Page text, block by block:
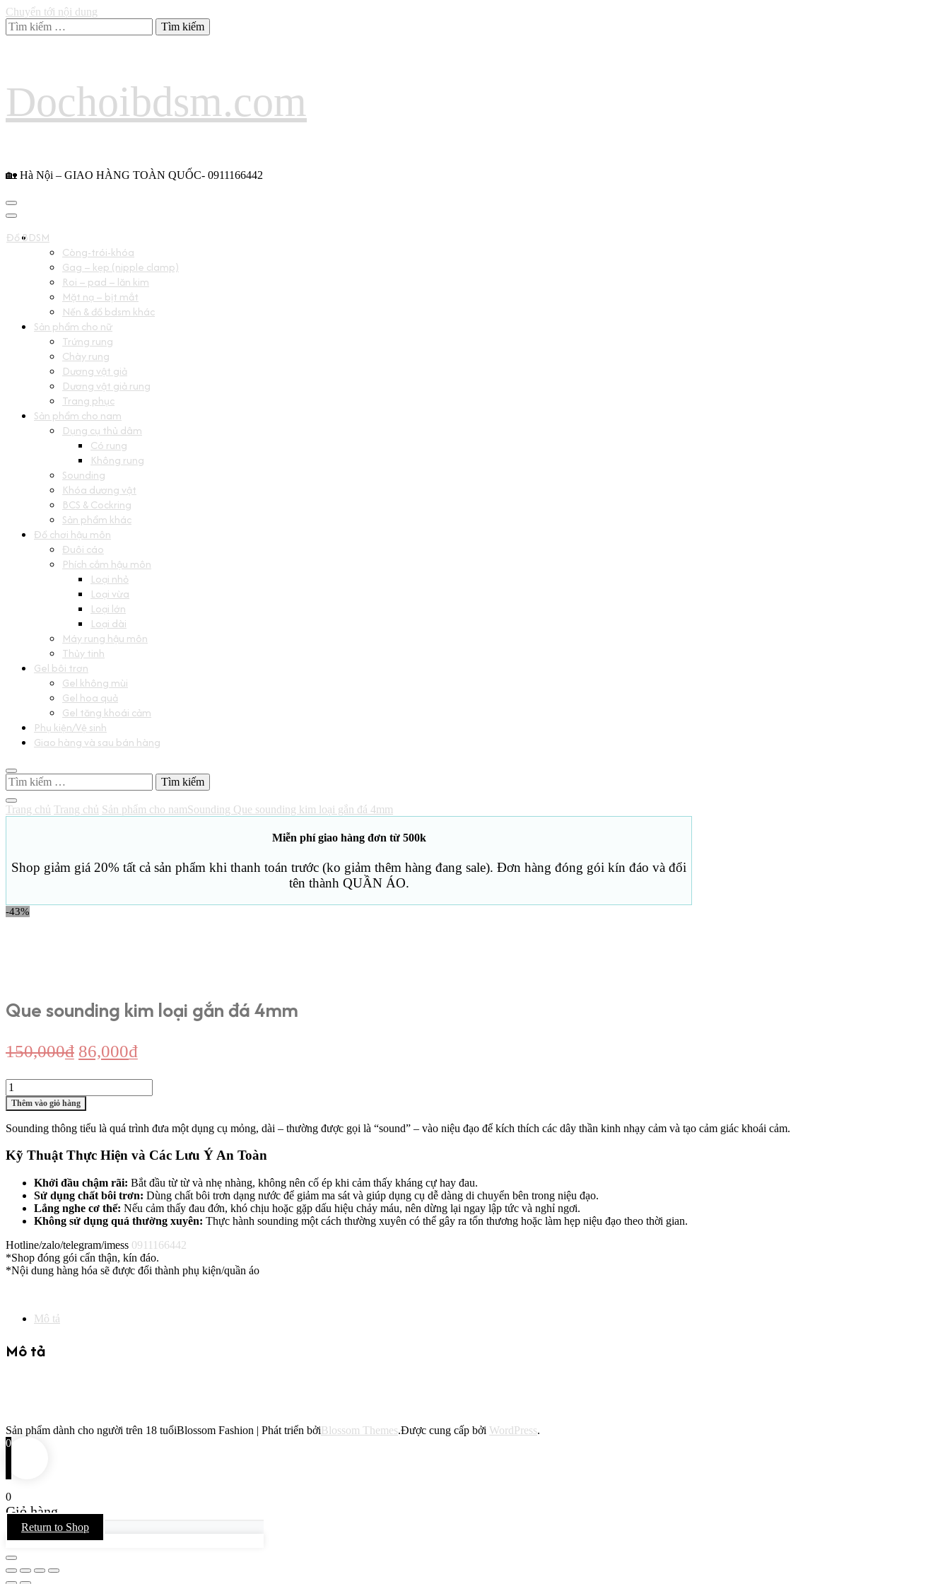
Chuyển tới nội dung
Tìm
kiếm
Dochoibdsm.com
🏡 Hà Nội – GIAO HÀNG TOÀN QUỐC- 0911166442
Đồ BDSM
Còng-trói-khóa
Gag – kẹp (nipple clamp)
Roi – pad – lăn kim
Mặt nạ – bịt mắt
Nến & đồ bdsm khác
Sản phẩm cho nữ
Trứng rung
Chày rung
Dương vật giả
Dương vật giả rung
Trang phục
Sản phẩm cho nam
Dụng cụ thủ dâm
Có rung
Không rung
Sounding
Khóa dương vật
BCS & Cockring
Sản phẩm khác
Đồ chơi hậu môn
Đuôi cáo
Phích cắm hậu môn
Loại nhỏ
Loại vừa
Loại lớn
Loại dài
Máy rung hậu môn
Thủy tinh
Gel bôi trơn
Gel không mùi
Gel hoa quả
Gel tăng khoái cảm
Phụ kiện/Vệ sinh
Giao hàng và sau bán hàng
Tìm
kiếm
cho:
Trang chủ Trang chủ Sản phẩm cho namSounding Que sounding kim loại gắn đá 4mm
Miễn phí giao hàng đơn từ 500k
Shop giảm giá 20% tất cả sản phẩm khi thanh toán trước (ko giảm thêm hàng đang sale). Đơn hàng đóng gói kín đáo và đổi
tên thành QUẦN ÁO.
-43%
Que sounding kim loại gắn đá 4mm
150,000₫ Giá
150,000₫.
86,000₫Giá
86,000₫.
Que
sounding
kim
loại
gắn
đá
4mm
lượng
Thêm vào giỏ hàng
Sounding thông tiểu là quá trình đưa một dụng cụ mỏng, dài – thường được gọi là “sound” – vào niệu đạo để kích thích các dây thần kinh nhạy cảm và tạo cảm giác khoái cảm.
Kỹ Thuật Thực Hiện và Các Lưu Ý An Toàn
Khởi đầu chậm rãi: Bắt đầu từ từ và nhẹ nhàng, không nên cố ép khi cảm thấy kháng cự hay đau.
Sử dụng chất bôi trơn: Dùng chất bôi trơn dạng nước để giảm ma sát và giúp dụng cụ dễ dàng di chuyển bên trong niệu đạo.
Lắng nghe cơ thể: Nếu cảm thấy đau đớn, khó chịu hoặc gặp dấu hiệu chảy máu, nên dừng lại ngay lập tức và nghỉ ngơi.
Không sử dụng quá thường xuyên: Thực hành sounding một cách thường xuyên có thể gây ra tổn thương hoặc làm hẹp niệu đạo theo thời gian.
Hotline/zalo/telegram/imess 0911166442
*Shop đóng gói cẩn thận, kín đáo.
*Nội dung hàng hóa sẽ được đổi thành phụ kiện/quần áo
Mô tả
Mô tả
Sản phẩm dành cho người trên 18 tuổiBlossom Fashion | Phát triển bởiBlossom Themes.Được cung cấp bởi WordPress.
0
0
Giỏ hàng
Return to Shop